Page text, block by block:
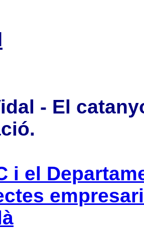
- El
i el